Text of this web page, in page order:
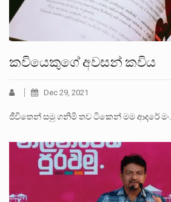
කවියෙකුගේ අවසන් කවිය
Dec 29, 2021
ජීවිතෙන් සමු ගනිමි තව ටිකෙන් මම ආදරේ මං…